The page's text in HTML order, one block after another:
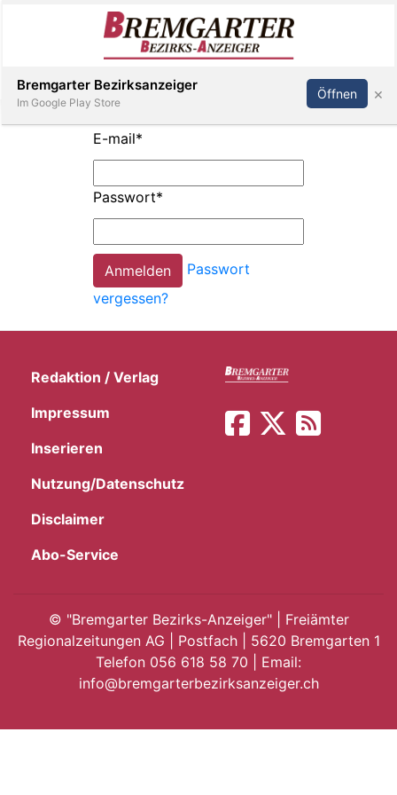
E-
App
Inserieren Abonnieren Anmelden
E-mail*
Passwort*
Passwort
vergessen?
Redaktion / Verlag
Impressum
Inserieren
Nutzung/Datenschutz
Disclaimer
Abo-Service
© "Bremgarter Bezirks-Anzeiger" | Freiämter
Regionalzeitungen AG | Postfach | 5620 Bremgarten 1
Telefon 056 618 58 70 | Email:
info@bremgarterbezirksanzeiger.ch
Bremgarter Bezirksanzeiger
Im Google Play Store
Öffnen ×